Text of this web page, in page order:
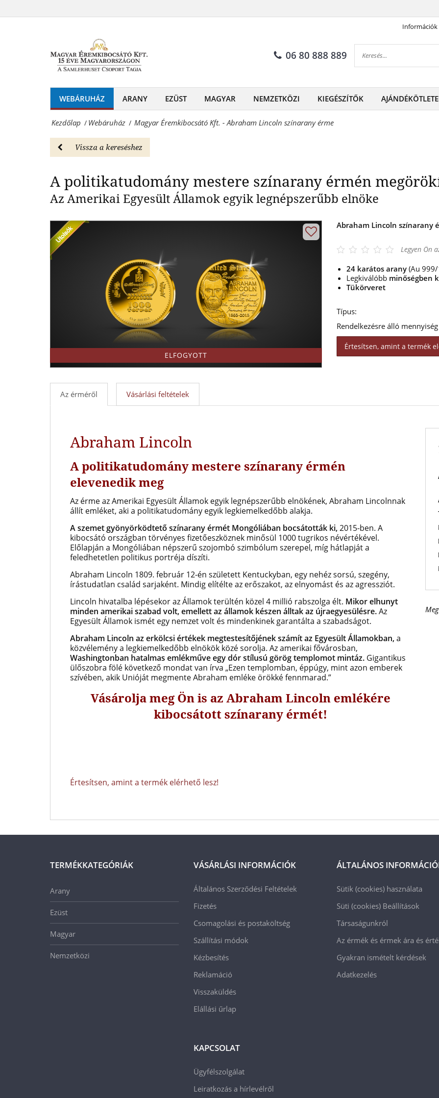
-
Lincoln
színarany
érme
Magyar
Éremkibocsátó
Érmék
Információk
06 80 888 889
WEBÁRUHÁZ ARANY EZÜST MAGYAR NEMZETKÖZI KIEGÉSZÍTŐK
Kezdőlap / Webáruház / Magyar Éremkibocsátó Kft. - Abraham Lincoln színarany érme
Vissza a kereséshez
A politikatudomány mestere színarany érmén
Az Amerikai Egyesült Államok egyik legnépszerűbb elnöke
ELFOGYOTT
Abraham Lincoln színarany
Legyen Ön
24 karátos arany (Au
Legkiválóbb minőségben
Tükörveret
Típus:
Rendelkezésre álló mennyiség
Értesítsen, amint a termék
Az érméről Vásárlási feltételek
Abraham Lincoln
A politikatudomány mestere színarany érmén
elevenedik meg
Az érme az Amerikai Egyesült Államok egyik legnépszerűbb elnökének, Abraham Lincolnnak
állít emléket, aki a politikatudomány egyik legkiemelkedőbb alakja.
A szemet gyönyörködtető színarany érmét Mongóliában bocsátották ki,2015-ben. A
kibocsátó országban törvényes fizetőeszköznek minősül 1000 tugrikos névértékével.
Előlapján a Mongóliában népszerű szojombó szimbólum szerepel, míg hátlapját a
feledhetetlen politikus portréja díszíti.
Abraham Lincoln 1809. február 12-én született Kentuckyban, egy nehéz sorsú, szegény,
írástudatlan család sarjaként. Mindig elítélte az erőszakot, az elnyomást és az agressziót.
Lincoln hivatalba lépésekor az Államok terültén közel 4 millió rabszolga élt. Mikor elhunyt
minden amerikai szabad volt, emellett az államok készen álltak az újraegyesülésre.Az
Egyesült Államok ismét egy nemzet volt és mindenkinek garantálta a szabadságot.
Abraham Lincoln az erkölcsi értékek megtestesítőjének számít az Egyesült Államokban,a
közvélemény a legkiemelkedőbb elnökök közé sorolja. Az amerikai fővárosban,
Washingtonban hatalmas emlékműve egy dór stílusú görög templomot mintáz. Gigantikus
ülőszobra fölé következő mondat van írva „Ezen templomban, éppúgy, mint azon emberek
szívében, akik Unióját megmente Abraham emléke örökké fennmarad.”
Vásárolja meg Ön is az Abraham Lincoln emlékére
kibocsátott színarany érmét!
Értesítsen, amint a termék elérhető lesz!
A politikatudomány mestere színarany
TERMÉKKATEGÓRIÁK
Arany
Ezüst
Magyar
Nemzetközi
VÁSÁRLÁSI INFORMÁCIÓK
Általános Szerződési Feltételek
Fizetés
Csomagolási és postaköltség
Szállítási módok
Kézbesítés
Reklamáció
Visszaküldés
Elállási űrlap
KAPCSOLAT
Ügyfélszolgálat
Leiratkozás a hírlevélről
ÁLTALÁNOS
Sütik (cookies) használata
Süti (cookies) Beállítások
Társaságunkról
Az érmék és érmek ára és
Gyakran ismételt kérdések
Adatkezelés
Webáruház
Éremkibocsátó
Érmék
emlékérmek
hivatalos
forgalmazója!